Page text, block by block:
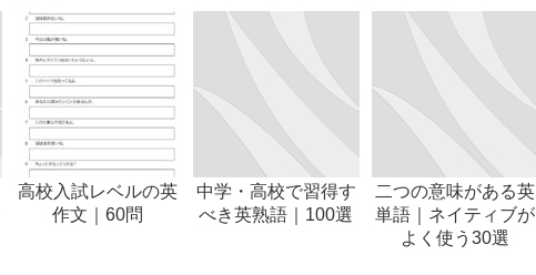
高校入試レベルの英
作文｜60問
中学・高校で習得す
べき英熟語｜100選
二つの意味がある英
単語｜ネイティブが
よく使う30選